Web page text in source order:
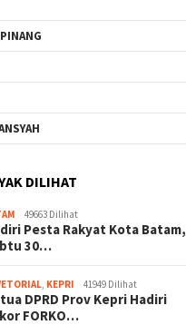
DILIHAT
49663 Dilihat
Pesta Rakyat Kota Batam,
30…
KEPRI 41949 Dilihat
DPRD Prov Kepri Hadiri
FORKO…